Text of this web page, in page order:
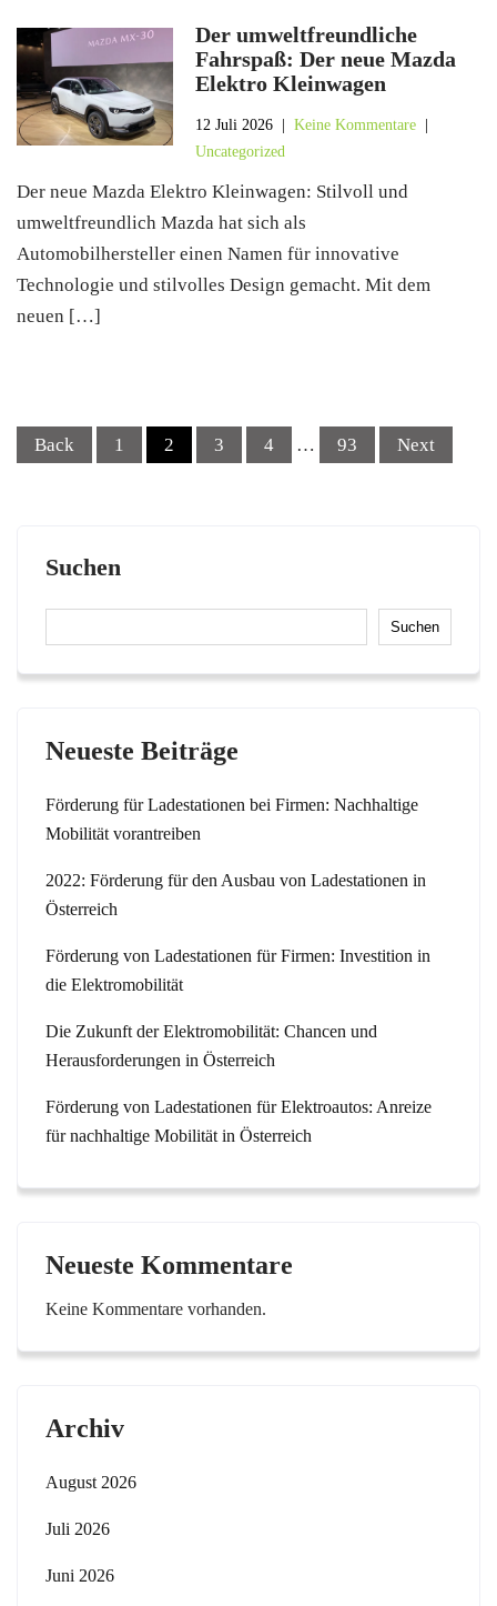
Der umweltfreundliche
Fahrspaß: Der neue Mazda
Elektro Kleinwagen
12 Juli 2026 |Keine Kommentare
Uncategorized
Der neue Mazda Elektro Kleinwagen: Stilvoll und
umweltfreundlich Mazda hat sich als
Automobilhersteller einen Namen für innovative
Technologie und stilvolles Design gemacht. Mit dem
neuen […]
Posts
navigation
Back 1 2 3 4 … 93 Next
Suchen
Suchen
Neueste Beiträge
Förderung für Ladestationen bei Firmen: Nachhaltige
Mobilität vorantreiben
2022: Förderung für den Ausbau von Ladestationen in
Österreich
Förderung von Ladestationen für Firmen: Investition in
die Elektromobilität
Die Zukunft der Elektromobilität: Chancen und
Herausforderungen in Österreich
Förderung von Ladestationen für Elektroautos: Anreize
für nachhaltige Mobilität in Österreich
Neueste Kommentare
Keine Kommentare vorhanden.
Archiv
August 2026
Juli 2026
Juni 2026